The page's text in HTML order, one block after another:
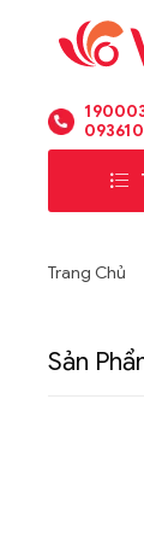
Trang Chủ
Sản